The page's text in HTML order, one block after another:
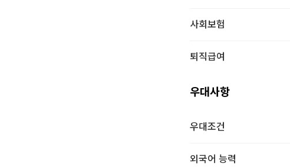
사회보험
퇴직급여
우대사항
우대조건
외국어 능력